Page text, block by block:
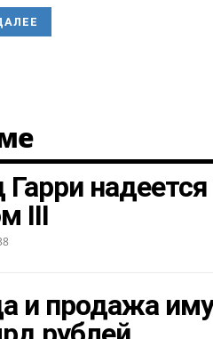
III
и продажа